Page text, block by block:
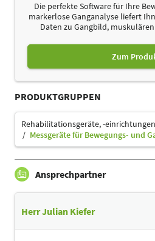
Die perfekte Software für Ihre
markerlose Ganganalyse liefert
Daten zu Gangbild,
Zum
PRODUKTGRUPPEN
Rehabilitationsgeräte, -
Messgeräte für Bewegungs- und
Ansprechpartner
Herr Julian Kiefer